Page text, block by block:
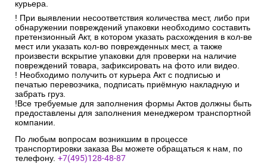
курьера.
! При выявлении несоответствия количества мест, либо при
обнаружении повреждений упаковки необходимо составить
претензионный Акт, в котором указать расхождения в кол-ве
мест или указать кол-во поврежденных мест, а также
произвести вскрытие упаковки для проверки на наличие
повреждений товара, зафиксировать на фото или видео.
! Необходимо получить от курьера Акт с подписью и
печатью перевозчика, подписать приёмную накладную и
забрать груз.
!Все требуемые для заполнения формы Актов должны быть
предоставлены для заполнения менеджером транспортной
компании.
По любым вопросам возникшим в процессе
транспортировки заказа Вы можете обращаться к нам, по
телефону. +7(495)128-48-87